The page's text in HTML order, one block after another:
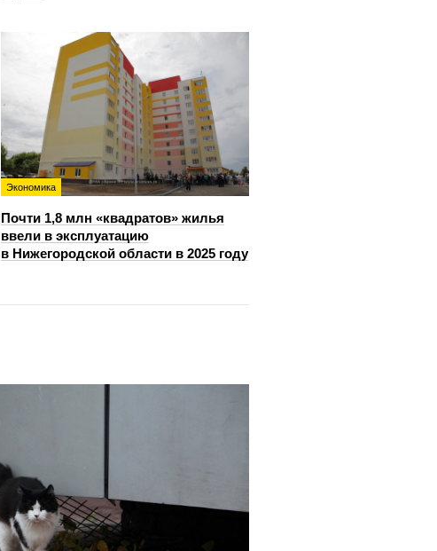
Экономика
Почти 1,8 млн «квадратов» жилья
ввели в эксплуатацию
в Нижегородской области в 2025 году